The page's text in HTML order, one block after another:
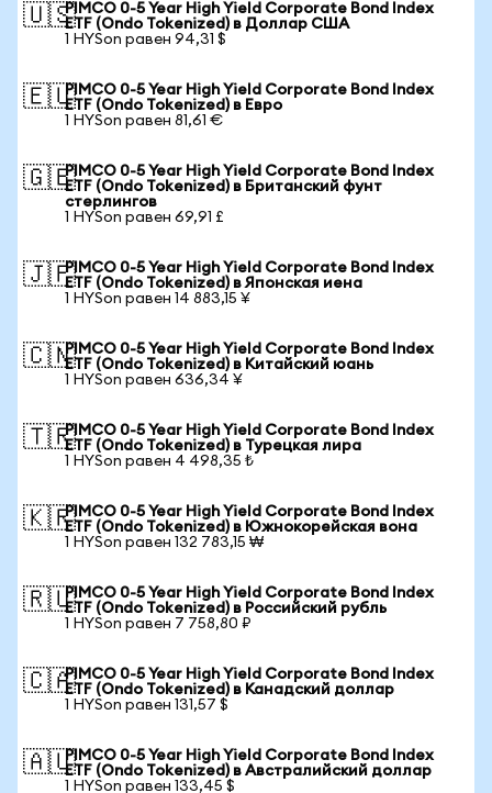
🇺🇸PIMCO 0-5 Year High Yield Corporate Bond Index
ETF (Ondo Tokenized) в Доллар США
1 HYSon равен 94,31 $
🇪🇺PIMCO 0-5 Year High Yield Corporate Bond Index
ETF (Ondo Tokenized) в Евро
1 HYSon равен 81,61 €
🇬🇧PIMCO 0-5 Year High Yield Corporate Bond Index
ETF (Ondo Tokenized) в Британский фунт
стерлингов
1 HYSon равен 69,91 £
🇯🇵PIMCO 0-5 Year High Yield Corporate Bond Index
ETF (Ondo Tokenized) в Японская иена
1 HYSon равен 14 883,15 ¥
🇨🇳PIMCO 0-5 Year High Yield Corporate Bond Index
ETF (Ondo Tokenized) в Китайский юань
1 HYSon равен 636,34 ¥
🇹🇷PIMCO 0-5 Year High Yield Corporate Bond Index
ETF (Ondo Tokenized) в Турецкая лира
1 HYSon равен 4 498,35 ₺
🇰🇷PIMCO 0-5 Year High Yield Corporate Bond Index
ETF (Ondo Tokenized) в Южнокорейская вона
1 HYSon равен 132 783,15 ₩
🇷🇺PIMCO 0-5 Year High Yield Corporate Bond Index
ETF (Ondo Tokenized) в Российский рубль
1 HYSon равен 7 758,80 ₽
🇨🇦PIMCO 0-5 Year High Yield Corporate Bond Index
ETF (Ondo Tokenized) в Канадский доллар
1 HYSon равен 131,57 $
🇦🇺PIMCO 0-5 Year High Yield Corporate Bond Index
ETF (Ondo Tokenized) в Австралийский доллар
1 HYSon равен 133,45 $